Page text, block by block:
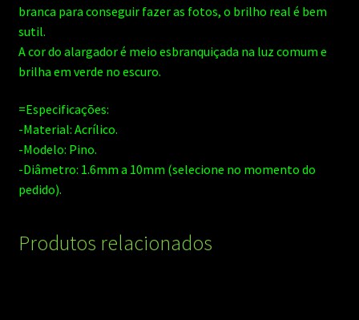
branca para conseguir fazer as fotos, o brilho real é bem
sutil.
A cor do alargador é meio esbranquiçada na luz comum e
brilha em verde no escuro.
=Especificações:
-Material: Acrílico.
-Modelo: Pino.
-Diâmetro: 1.6mm a 10mm (selecione no momento do
pedido).
Produtos relacionados